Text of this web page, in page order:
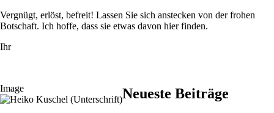
Vergnügt, erlöst, befreit! Lassen Sie sich anstecken von der frohen
Botschaft. Ich hoffe, dass sie etwas davon hier finden.
Ihr
Image
Neueste Beiträge